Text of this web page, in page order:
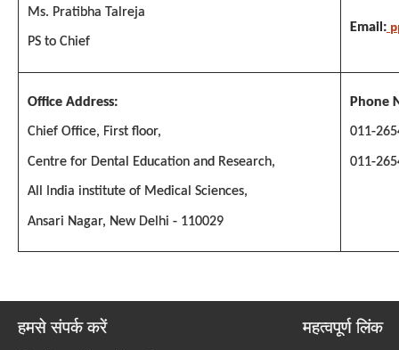
Ms. Pratibha Talreja
PS to Chief
Email:
Office Address:
Chief Office, First floor,
Centre for Dental Education and Research,
All India institute of Medical Sciences,
Ansari Nagar, New Delhi - 110029
Phone
011-
011-
हमसे संपर्क करें महत्वपूर्ण लिंक